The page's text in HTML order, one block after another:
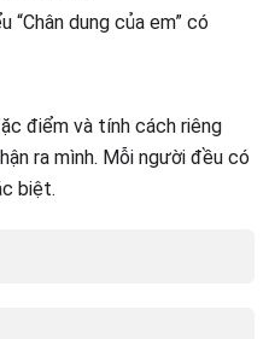
“Chân dung của em” có
điểm và tính cách riêng
ra mình. Mỗi người đều có
biệt.